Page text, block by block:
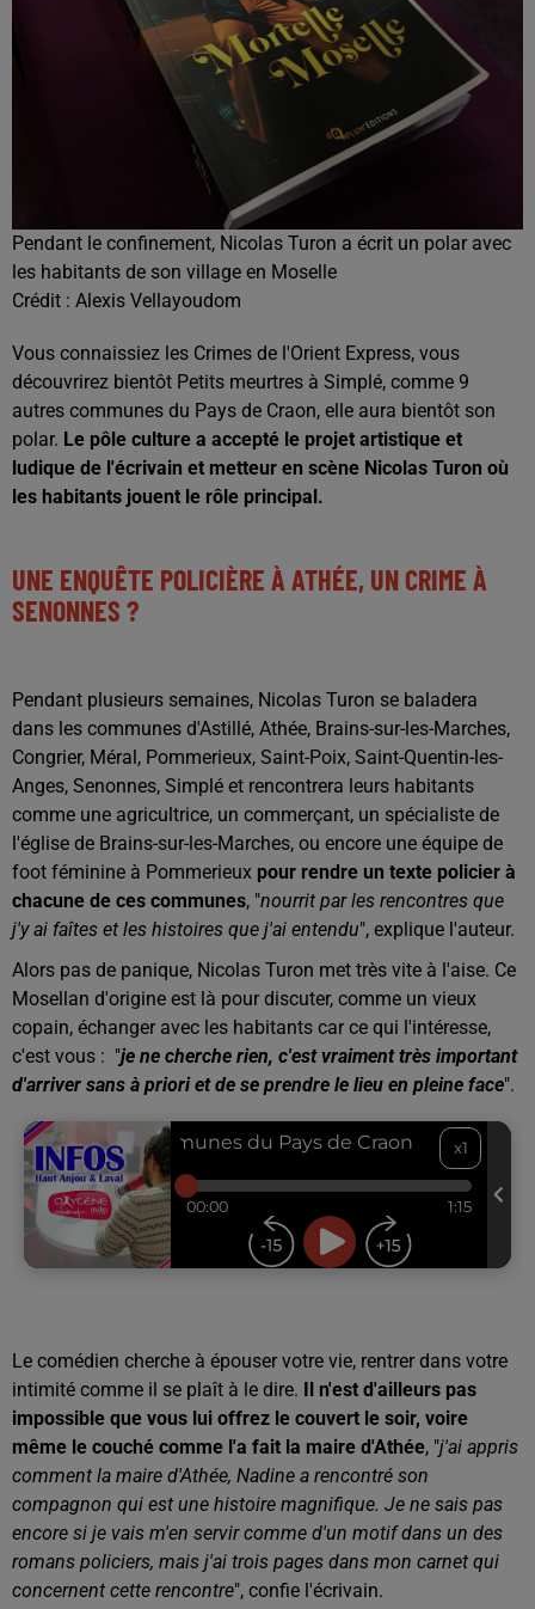
Pendant le confinement, Nicolas Turon a écrit un polar avec
les habitants de son village en Moselle
Crédit : Alexis Vellayoudom
Vous connaissiez les Crimes de l'Orient Express, vous
découvrirez bientôt Petits meurtres à Simplé, comme 9
autres communes du Pays de Craon, elle aura bientôt son
polar. Le pôle culture a accepté le projet artistique et
ludique de l'écrivain et metteur en scène Nicolas Turon où
les habitants jouent le rôle principal.
UNE ENQUÊTE POLICIÈRE À ATHÉE, UN CRIME À
SENONNES ?
Pendant plusieurs semaines, Nicolas Turon se baladera
dans les communes d'Astillé, Athée, Brains-sur-les-Marches,
Congrier, Méral, Pommerieux, Saint-Poix, Saint-Quentin-les-
Anges, Senonnes, Simplé et rencontrera leurs habitants
comme une agricultrice, un commerçant, un spécialiste de
l'église de Brains-sur-les-Marches, ou encore une équipe de
foot féminine à Pommerieux pour rendre un texte policier à
chacune de ces communes, "nourrit par les rencontres que
j'y ai faîtes et les histoires que j'ai entendu", explique l'auteur.
Alors pas de panique, Nicolas Turon met très vite à l'aise. Ce
Mosellan d'origine est là pour discuter, comme un vieux
copain, échanger avec les habitants car ce qui l'intéresse,
c'est vous : "je ne cherche rien, c'est vraiment très important
d'arriver sans à priori et de se prendre le lieu en pleine face".
Le comédien cherche à épouser votre vie, rentrer dans votre
intimité comme il se plaît à le dire. Il n'est d'ailleurs pas
impossible que vous lui offrez le couvert le soir, voire
même le couché comme l'a fait la maire d'Athée, "j'ai appris
comment la maire d'Athée, Nadine a rencontré son
compagnon qui est une histoire magnifique. Je ne sais pas
encore si je vais m'en servir comme d'un motif dans un des
romans policiers, mais j'ai trois pages dans mon carnet qui
concernent cette rencontre", confie l'écrivain.